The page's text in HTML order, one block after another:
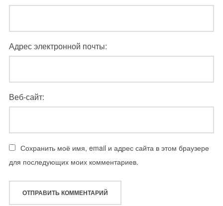
Адрес электронной почты:
Веб-сайт:
Сохранить моё имя, email и адрес сайта в этом браузере
для последующих моих комментариев.